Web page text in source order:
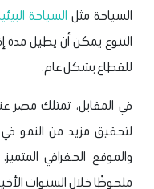
السياحة مثل السياحة
التنوع يمكن أن يطيل مدة
للقطاع بشكل عام.
في المقابل، تمتلك مصر
لتحقيق مزيد من النمو في
والموقع الجغرافي
ملحوظًا خلال السنوات